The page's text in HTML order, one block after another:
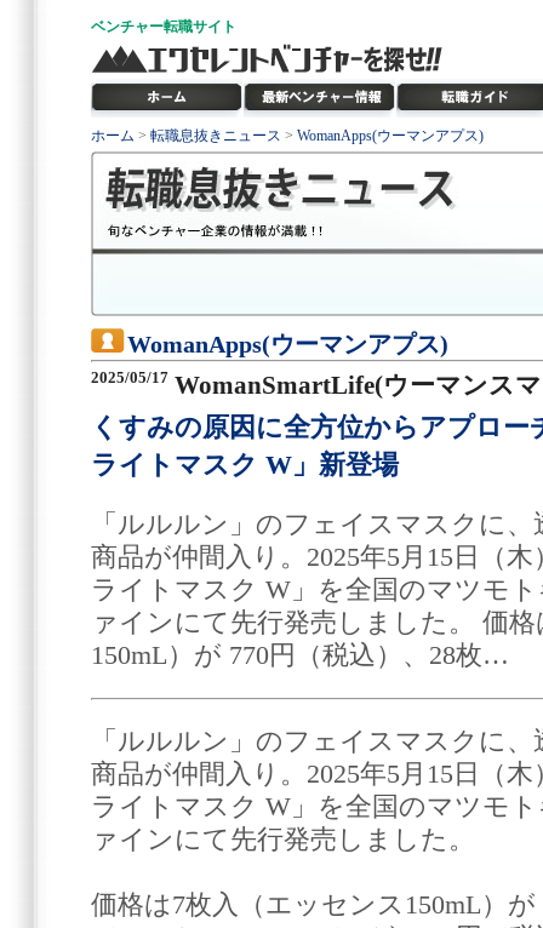
ベンチャー転職サイト
ホーム > 転職息抜きニュース > WomanApps(ウーマンアプス)
WomanApps(ウーマンアプス)
2025/05/17 WomanSmartLife(ウーマンス
くすみの原因に全方位からアプロ
ライトマスク W」新登場
「ルルルン」のフェイスマスクに
商品が仲間入り。2025年5月15日（
ライトマスク W」を全国のマツモ
ァインにて先行発売しました。 価
150mL）が 770円（税込）、28枚…
「ルルルン」のフェイスマスクに
商品が仲間入り。2025年5月15日（
ライトマスク W」を全国のマツモ
ァインにて先行発売しました。
価格は7枚入（エッセンス150mL）が